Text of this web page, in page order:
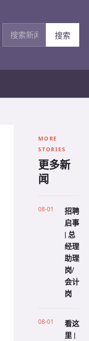
搜索新闻
搜索
MORE
STORIES
更多新
闻
08-01
招聘
启事
| 总
经理
助理
岗/
会计
岗
08-01
看这
里 |